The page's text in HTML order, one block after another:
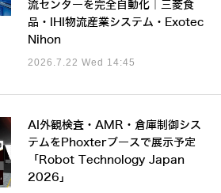
流センターを完全自動化｜三菱食
品・IHI物流産業システム・Exotec
Nihon
2026.7.22 Wed 14:45
AI外観検査・AMR・倉庫制御シス
テムをPhoxterブースで展示予定
「Robot Technology Japan
2026」